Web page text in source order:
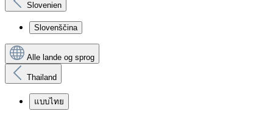
Slovenien
Slovenščina
Alle lande og sprog
Thailand
แบบไทย